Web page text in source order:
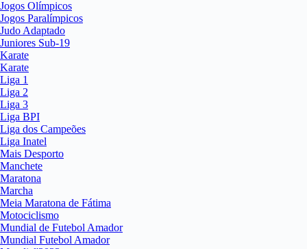
Jogos Olímpicos
Jogos Paralímpicos
Judo Adaptado
Juniores Sub-19
Karate
Karate
Liga 1
Liga 2
Liga 3
Liga BPI
Liga dos Campeões
Liga Inatel
Mais Desporto
Manchete
Maratona
Marcha
Meia Maratona de Fátima
Motociclismo
Mundial de Futebol Amador
Mundial Futebol Amador